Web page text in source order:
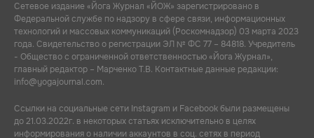
Сетевое издание «Йога Журнал «ЙОЖ» зарегистрировано в
Федеральной службе по надзору в сфере связи, информационных
технологий и массовых коммуникаций (Роскомнадзор) 03 марта 2023
года. Свидетельство о регистрации ЭЛ № ФС 77 – 84818. Учредитель
- Общество с ограниченной ответственностью «Йога Журнал»,
главный редактор – Марченко Т.В. Контактные данные редакции:
info@yogajournal.com.
Ссылки на социальные сети Instagram и Facebook были размещены
до 21.03.2022г. в некоторых статьях исключительно в целях
информирования о наличии аккаунтов в соц. сетях в период